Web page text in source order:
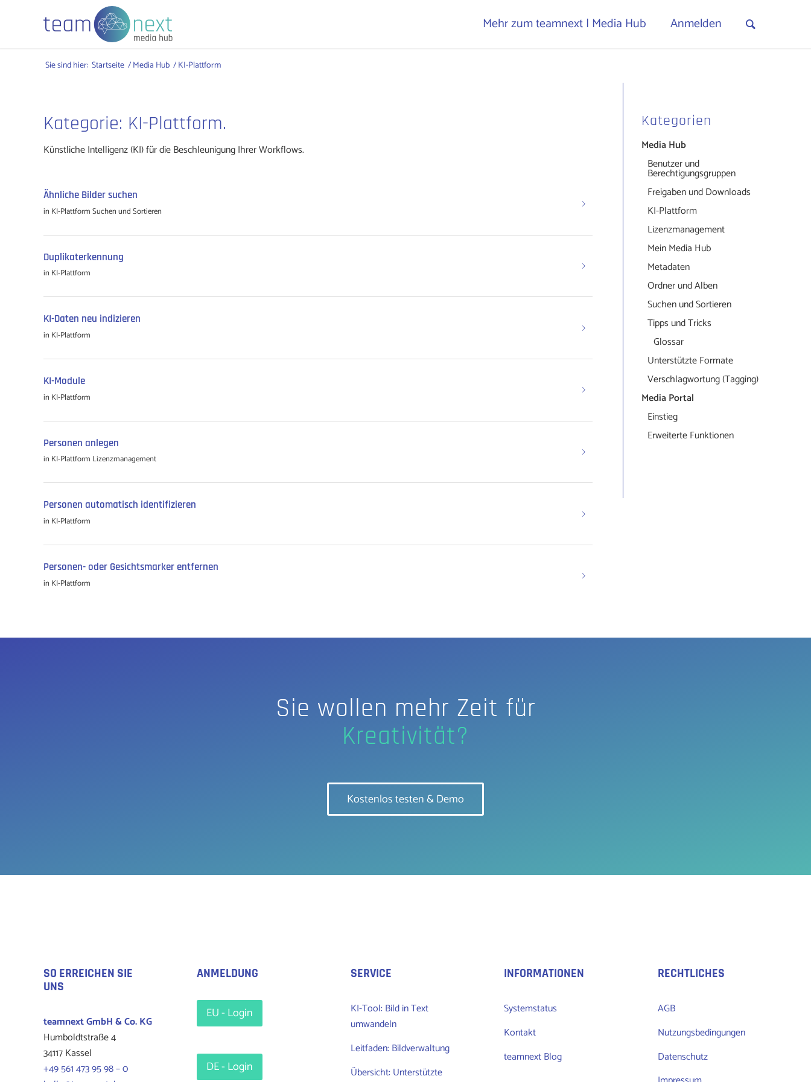
Mehr zum teamnext | Media Hub Anmelden
Sie sind hier: Startseite /Media Hub /KI-Plattform
Kategorie: KI-Plattform.
Künstliche Intelligenz (KI) für die Beschleunigung Ihrer Workflows.
Ähnliche Bilder suchen
in KI-PlattformSuchen und Sortieren
Duplikaterkennung
in KI-Plattform
KI-Daten neu indizieren
in KI-Plattform
KI-Module
in KI-Plattform
Personen anlegen
in KI-Plattform Lizenzmanagement
Personen automatisch identifizieren
in KI-Plattform
Personen- oder Gesichtsmarker entfernen
in KI-Plattform
Kategorien
Media Hub
Benutzer und
Berechtigungsgruppen
Freigaben und Downloads
KI-Plattform
Lizenzmanagement
Mein Media Hub
Metadaten
Ordner und Alben
Suchen und Sortieren
Tipps und Tricks
Glossar
Unterstützte Formate
Verschlagwortung (Tagging)
Media Portal
Einstieg
Erweiterte Funktionen
Sie wollen mehr Zeit für
Kostenlos testen & Demo
SO ERREICHEN SIE
UNS
teamnextGmbH & Co. KG
Humboldtstraße 4
34117 Kassel
+49 561 473 95 98 – 0
ANMELDUNG
EU - Login
DE - Login
SERVICE
KI-Tool: Bild in Text
umwandeln
Leitfaden: Bildverwaltung
Übersicht: Unterstützte
INFORMATIONEN
Systemstatus
Kontakt
teamnext Blog
RECHTLICHES
AGB
Nutzungsbedingungen
Datenschutz